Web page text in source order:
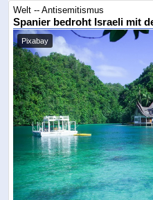
Welt -- Antisemitismus
Spanier bedroht Israeli mit
Pixabay